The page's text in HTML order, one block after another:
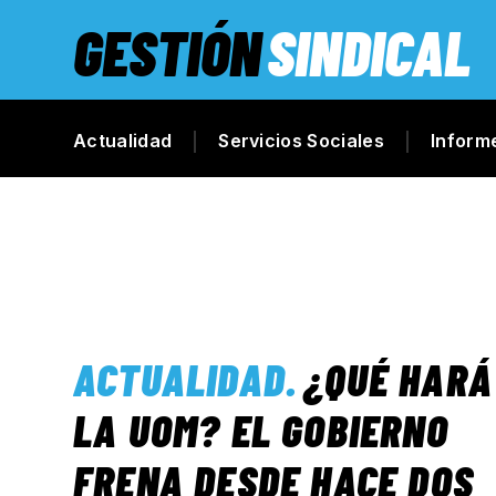
GESTIÓNSINDICAL
Actualidad Servicios Sociales
ACTUALIDAD.¿QUÉ HARÁ
LA UOM? EL GOBIERNO
FRENA DESDE HACE DOS